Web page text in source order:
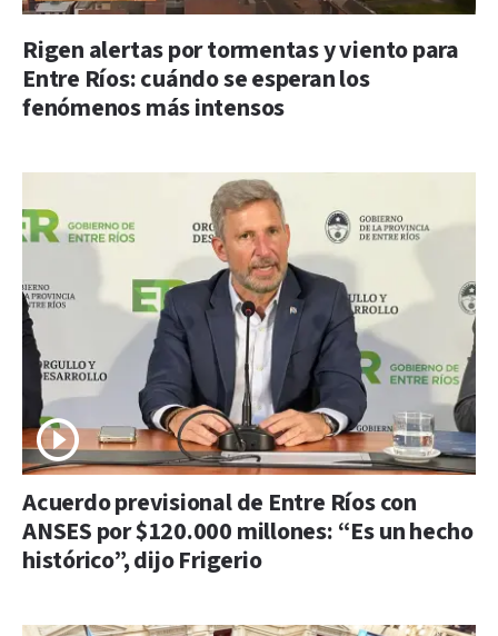
Rigen alertas por tormentas y viento para
Entre Ríos: cuándo se esperan los
fenómenos más intensos
Acuerdo previsional de Entre Ríos con
ANSES por $120.000 millones: “Es un hecho
histórico”, dijo Frigerio